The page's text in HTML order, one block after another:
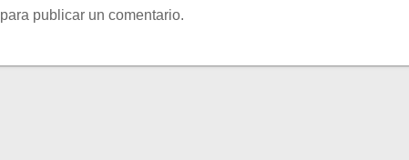
para publicar un comentario.